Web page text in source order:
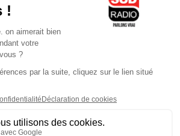
/ Android
l'application